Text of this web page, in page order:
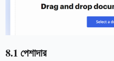
8.1 পেশাদার